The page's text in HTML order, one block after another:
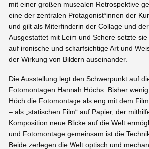
mit einer großen musealen Retrospektive
eine der zentralen Protagonist*innen der
und gilt als Miterfinderin der Collage und
Ausgestattet mit Leim und Schere setzte
auf ironische und scharfsichtige Art und
der Wirkung von Bildern auseinander.
Die Ausstellung legt den Schwerpunkt auf
Fotomontagen Hannah Höchs. Bisher
Höch die Fotomontage als eng mit dem
– als „statischen Film“ auf Papier, der
Komposition neue Blicke auf die Welt
und Fotomontage gemeinsam ist die
Beide zerlegen die Welt optisch und